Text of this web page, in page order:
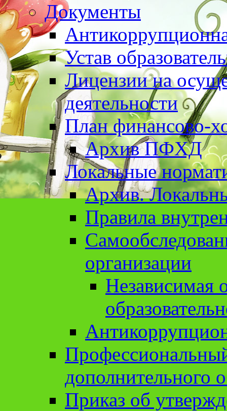
Документы
Устав
Лицензии на
деятельности
План финансово-
Архив ПФХД
Локальные
Архив.
Правила
организации
Независимая
дополнительного
Приказ об